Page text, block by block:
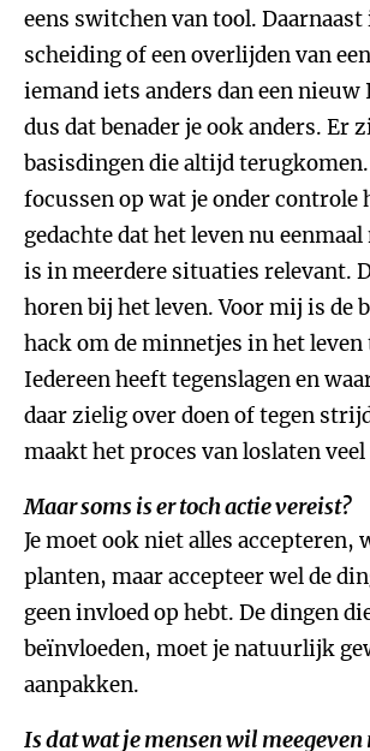
eens switchen van tool. Daarnaast
scheiding of een overlijden van
iemand iets anders dan een
dus dat benader je ook anders. Er
basisdingen die altijd
focussen op wat je onder controle
gedachte dat het leven nu
is in meerdere situaties relevant.
horen bij het leven. Voor mij is de
hack om de minnetjes in het leven
Iedereen heeft tegenslagen en
daar zielig over doen of tegen
maakt het proces van loslaten
Maar soms is er toch actie vereist?
Je moet ook niet alles accepteren,
planten, maar accepteer wel de
geen invloed op hebt. De dingen
beïnvloeden, moet je natuurlijk
aanpakken.
Is dat wat je mensen wil